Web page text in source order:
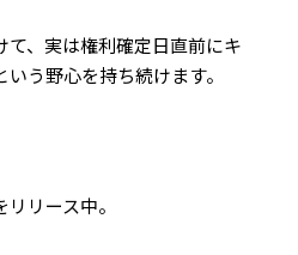
、実は権利確定日直前にキ
う野心を持ち続けます。
リリース中。